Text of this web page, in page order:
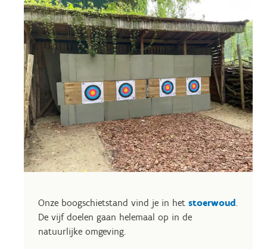
Onze boogschietstand vind je in het stoerwoud.
De vijf doelen gaan helemaal op in de
natuurlijke omgeving.